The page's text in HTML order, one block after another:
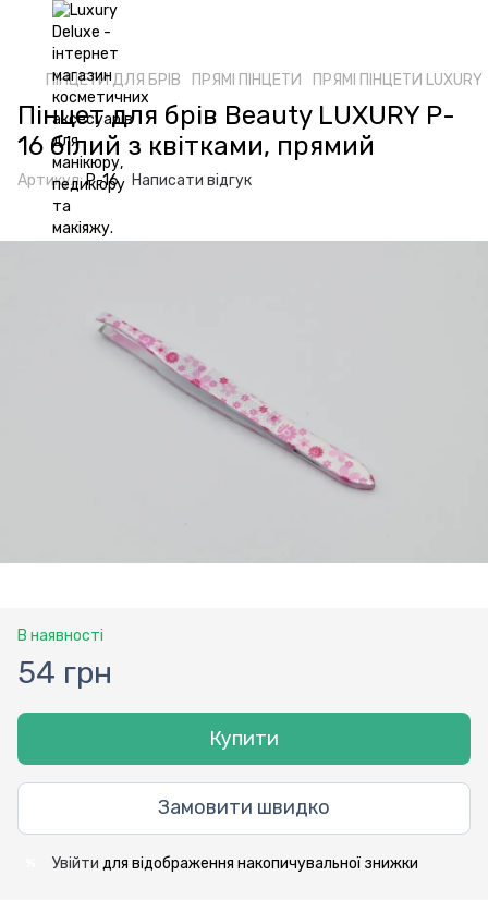
ПІНЦЕТИ ДЛЯ БРІВ ПРЯМІ ПІНЦЕТИ ПРЯМІ ПІНЦЕТИ LUXURY
Пінцет для брів Beauty LUXURY P-
16 білий з квітками, прямий
Артикул:P-16 Написати відгук
В наявності
54 грн
Купити
Замовити швидко
Увійти для відображення накопичувальної знижки